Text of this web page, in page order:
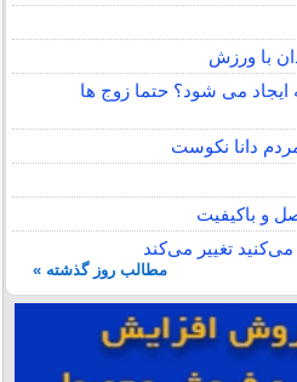
با ورزش
ایجاد می شود؟ حتما زوج ها
دانا نكوست
و باکیفیت
تغییر می‌کند
مطالب روز گذشته »